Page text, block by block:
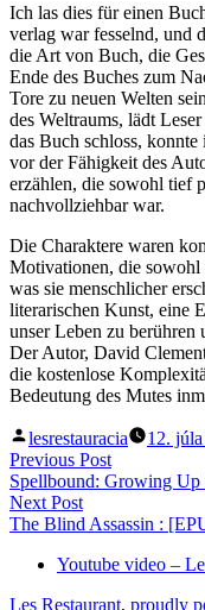
Ich las dies für einen
verlag war fesselnd, und
die Art von Buch, die
Ende des Buches zum
Tore zu neuen Welten
des Weltraums, lädt
das Buch schloss,
vor der Fähigkeit des
erzählen, die sowohl tief
nachvollziehbar war.
Die Charaktere waren
Motivationen, die sowohl
was sie menschlicher
literarischen Kunst, eine
unser Leben zu berühren
Der Autor, David
die kostenlose
Bedeutung des Mutes
Posted
by
lesrestauracia 12.
Navigácia
v
článku
Previous PostPrevious
post:
Spellbound: Growing Up
Next PostNext
post:
The Blind Assassin :
Youtube video –
Les Restaurant, proudly